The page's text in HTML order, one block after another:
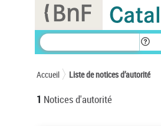
Accueil Liste de notices d’autorité
1 Notices d'autorité
Panneau de gestion des cookies